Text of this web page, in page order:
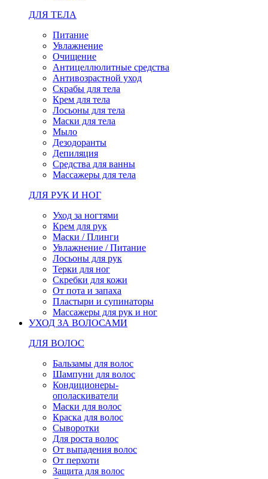
ДЛЯ ТЕЛА
Питание
Увлажнение
Очищение
Антицеллюлитные средства
Антивозрастной уход
Скрабы для тела
Крем для тела
Лосьоны для тела
Маски для тела
Мыло
Дезодоранты
Депиляция
Средства для ванны
Массажеры для тела
ДЛЯ РУК И НОГ
Уход за ногтями
Крем для рук
Маски / Плинги
Увлажнение / Питание
Лосьоны для рук
Терки для ног
Скребки для кожи
От пота и запаха
Пластыри и супинаторы
Массажеры для рук и ног
УХОД ЗА ВОЛОСАМИ
ДЛЯ ВОЛОС
Бальзамы для волос
Шампуни для волос
Кондиционеры-
ополаскиватели
Маски для волос
Краска для волос
Сыворотки
Для роста волос
От выпадения волос
От перхоти
Защита для волос